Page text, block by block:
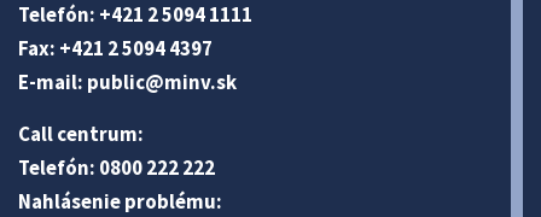
Telefón: +421 2 5094 1111
Fax: +421 2 5094 4397
E-mail: public@minv.sk
Call centrum:
Telefón: 0800 222 222
Nahlásenie problému: